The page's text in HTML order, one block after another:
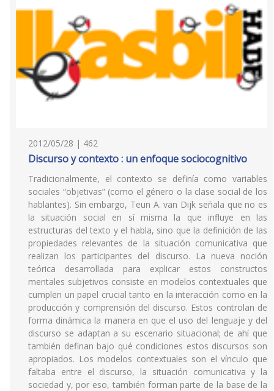
2012/05/28 | 462
Discurso y contexto : un enfoque sociocognitivo
Tradicionalmente, el contexto se definía como variables
sociales “objetivas” (como el género o la clase social de los
hablantes). Sin embargo, Teun A. van Dijk señala que no es
la situación social en sí misma la que influye en las
estructuras del texto y el habla, sino que la definición de las
propiedades relevantes de la situación comunicativa que
realizan los participantes del discurso. La nueva noción
teórica desarrollada para explicar estos constructos
mentales subjetivos consiste en modelos contextuales que
cumplen un papel crucial tanto en la interacción como en la
producción y comprensión del discurso. Estos controlan de
forma dinámica la manera en que el uso del lenguaje y del
discurso se adaptan a su escenario situacional; de ahí que
también definan bajo qué condiciones estos discursos son
apropiados. Los modelos contextuales son el vínculo que
faltaba entre el discurso, la situación comunicativa y la
sociedad y, por eso, también forman parte de la base de la